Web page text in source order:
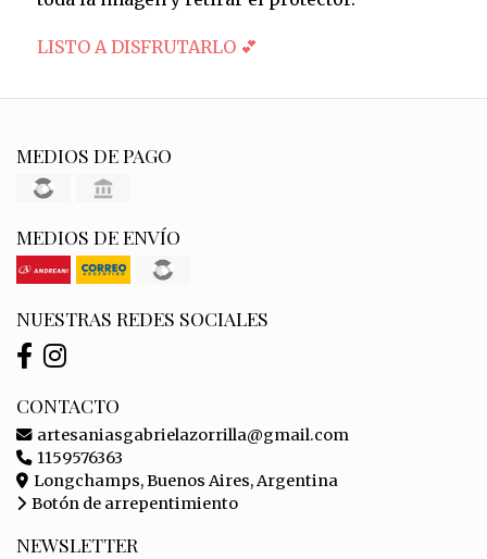
LISTO A DISFRUTARLO 💕
MEDIOS DE PAGO
MEDIOS DE ENVÍO
NUESTRAS REDES SOCIALES
CONTACTO
artesaniasgabrielazorrilla@gmail.com
1159576363
Longchamps, Buenos Aires, Argentina
Botón de arrepentimiento
NEWSLETTER